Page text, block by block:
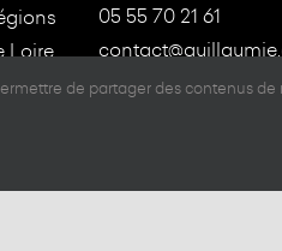
Loire
05 55 70 21 61
CONTACT TOULOUSE
31470 Bonrepos-
de partager des contenus